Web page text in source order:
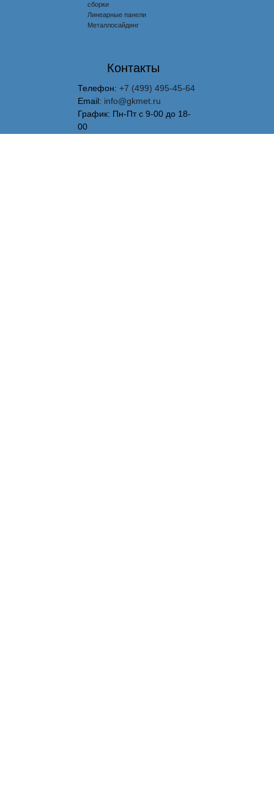
сборки
Линеарные панели
Металлосайдинг
Телефон: +7 (499) 495-45-64
Email: info@gkmet.ru
График: Пн-Пт с 9-00 до 18-
00
Контакты